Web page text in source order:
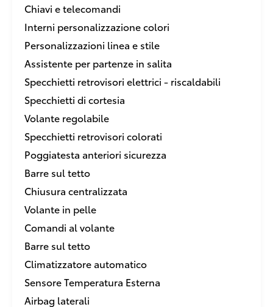
Chiavi e telecomandi
Interni personalizzazione colori
Personalizzazioni linea e stile
Assistente per partenze in salita
Specchietti retrovisori elettrici - riscaldabili
Specchietti di cortesia
Volante regolabile
Specchietti retrovisori colorati
Poggiatesta anteriori sicurezza
Barre sul tetto
Chiusura centralizzata
Volante in pelle
Comandi al volante
Barre sul tetto
Climatizzatore automatico
Sensore Temperatura Esterna
Airbag laterali